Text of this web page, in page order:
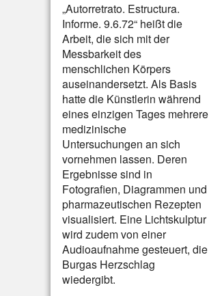
„Autorretrato. Estructura.
Informe. 9.6.72“ heißt die
Arbeit, die sich mit der
Messbarkeit des
menschlichen Körpers
auseinandersetzt. Als Basis
hatte die Künstlerin während
eines einzigen Tages mehrere
medizinische
Untersuchungen an sich
vornehmen lassen. Deren
Ergebnisse sind in
Fotografien, Diagrammen und
pharmazeutischen Rezepten
visualisiert. Eine Lichtskulptur
wird zudem von einer
Audioaufnahme gesteuert, die
Burgas Herzschlag
wiedergibt.